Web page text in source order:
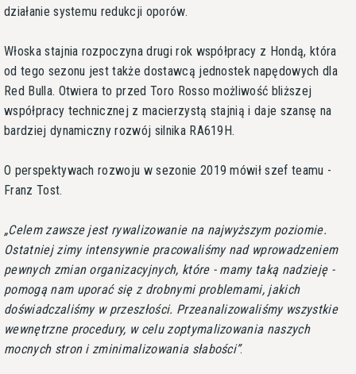
działanie systemu redukcji oporów.
Włoska stajnia rozpoczyna drugi rok współpracy z Hondą, która
od tego sezonu jest także dostawcą jednostek napędowych dla
Red Bulla. Otwiera to przed Toro Rosso możliwość bliższej
współpracy technicznej z macierzystą stajnią i daje szansę na
bardziej dynamiczny rozwój silnika RA619H.
O perspektywach rozwoju w sezonie 2019 mówił szef teamu -
Franz Tost.
Celem zawsze jest rywalizowanie na najwyższym poziomie.
Ostatniej zimy intensywnie pracowaliśmy nad wprowadzeniem
pewnych zmian organizacyjnych, które - mamy taką nadzieję -
pomogą nam uporać się z drobnymi problemami, jakich
doświadczaliśmy w przeszłości. Przeanalizowaliśmy wszystkie
wewnętrzne procedury, w celu zoptymalizowania naszych
mocnych stron i zminimalizowania słabości .